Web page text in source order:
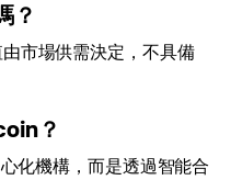
？
市場供需決定，不具備
？
化機構，而是透過智能合